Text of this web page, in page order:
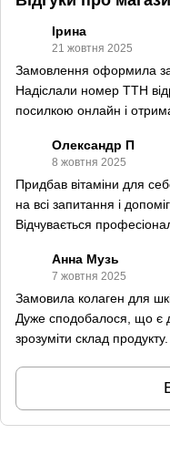
Ірина
21 жовтня 2025
Замовлення оформила за
Надіслали номер ТТН
посилкою онлайн і
Олександр П
8 жовтня 2025
Придбав вітаміни для
на всі запитання і
Відчувається
Анна Музь
7 жовтня 2025
Замовила колаген для
Дуже сподобалося, що є
зрозуміти склад продукту.